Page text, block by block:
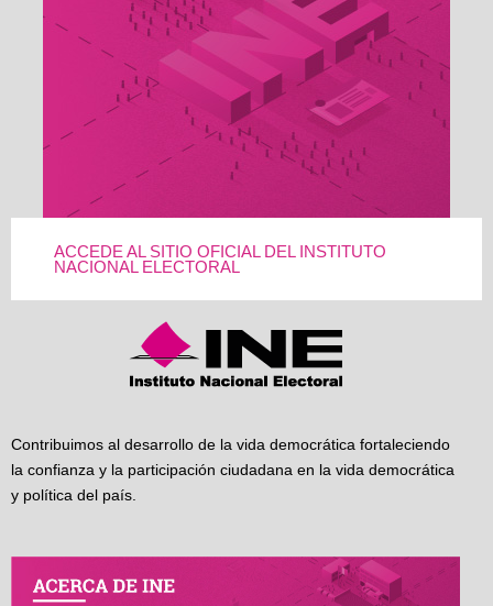
ACCEDE AL SITIO OFICIAL DEL INSTITUTO
NACIONAL ELECTORAL
Contribuimos al desarrollo de la vida democrática fortaleciendo
la confianza y la participación ciudadana en la vida democrática
y política del país.